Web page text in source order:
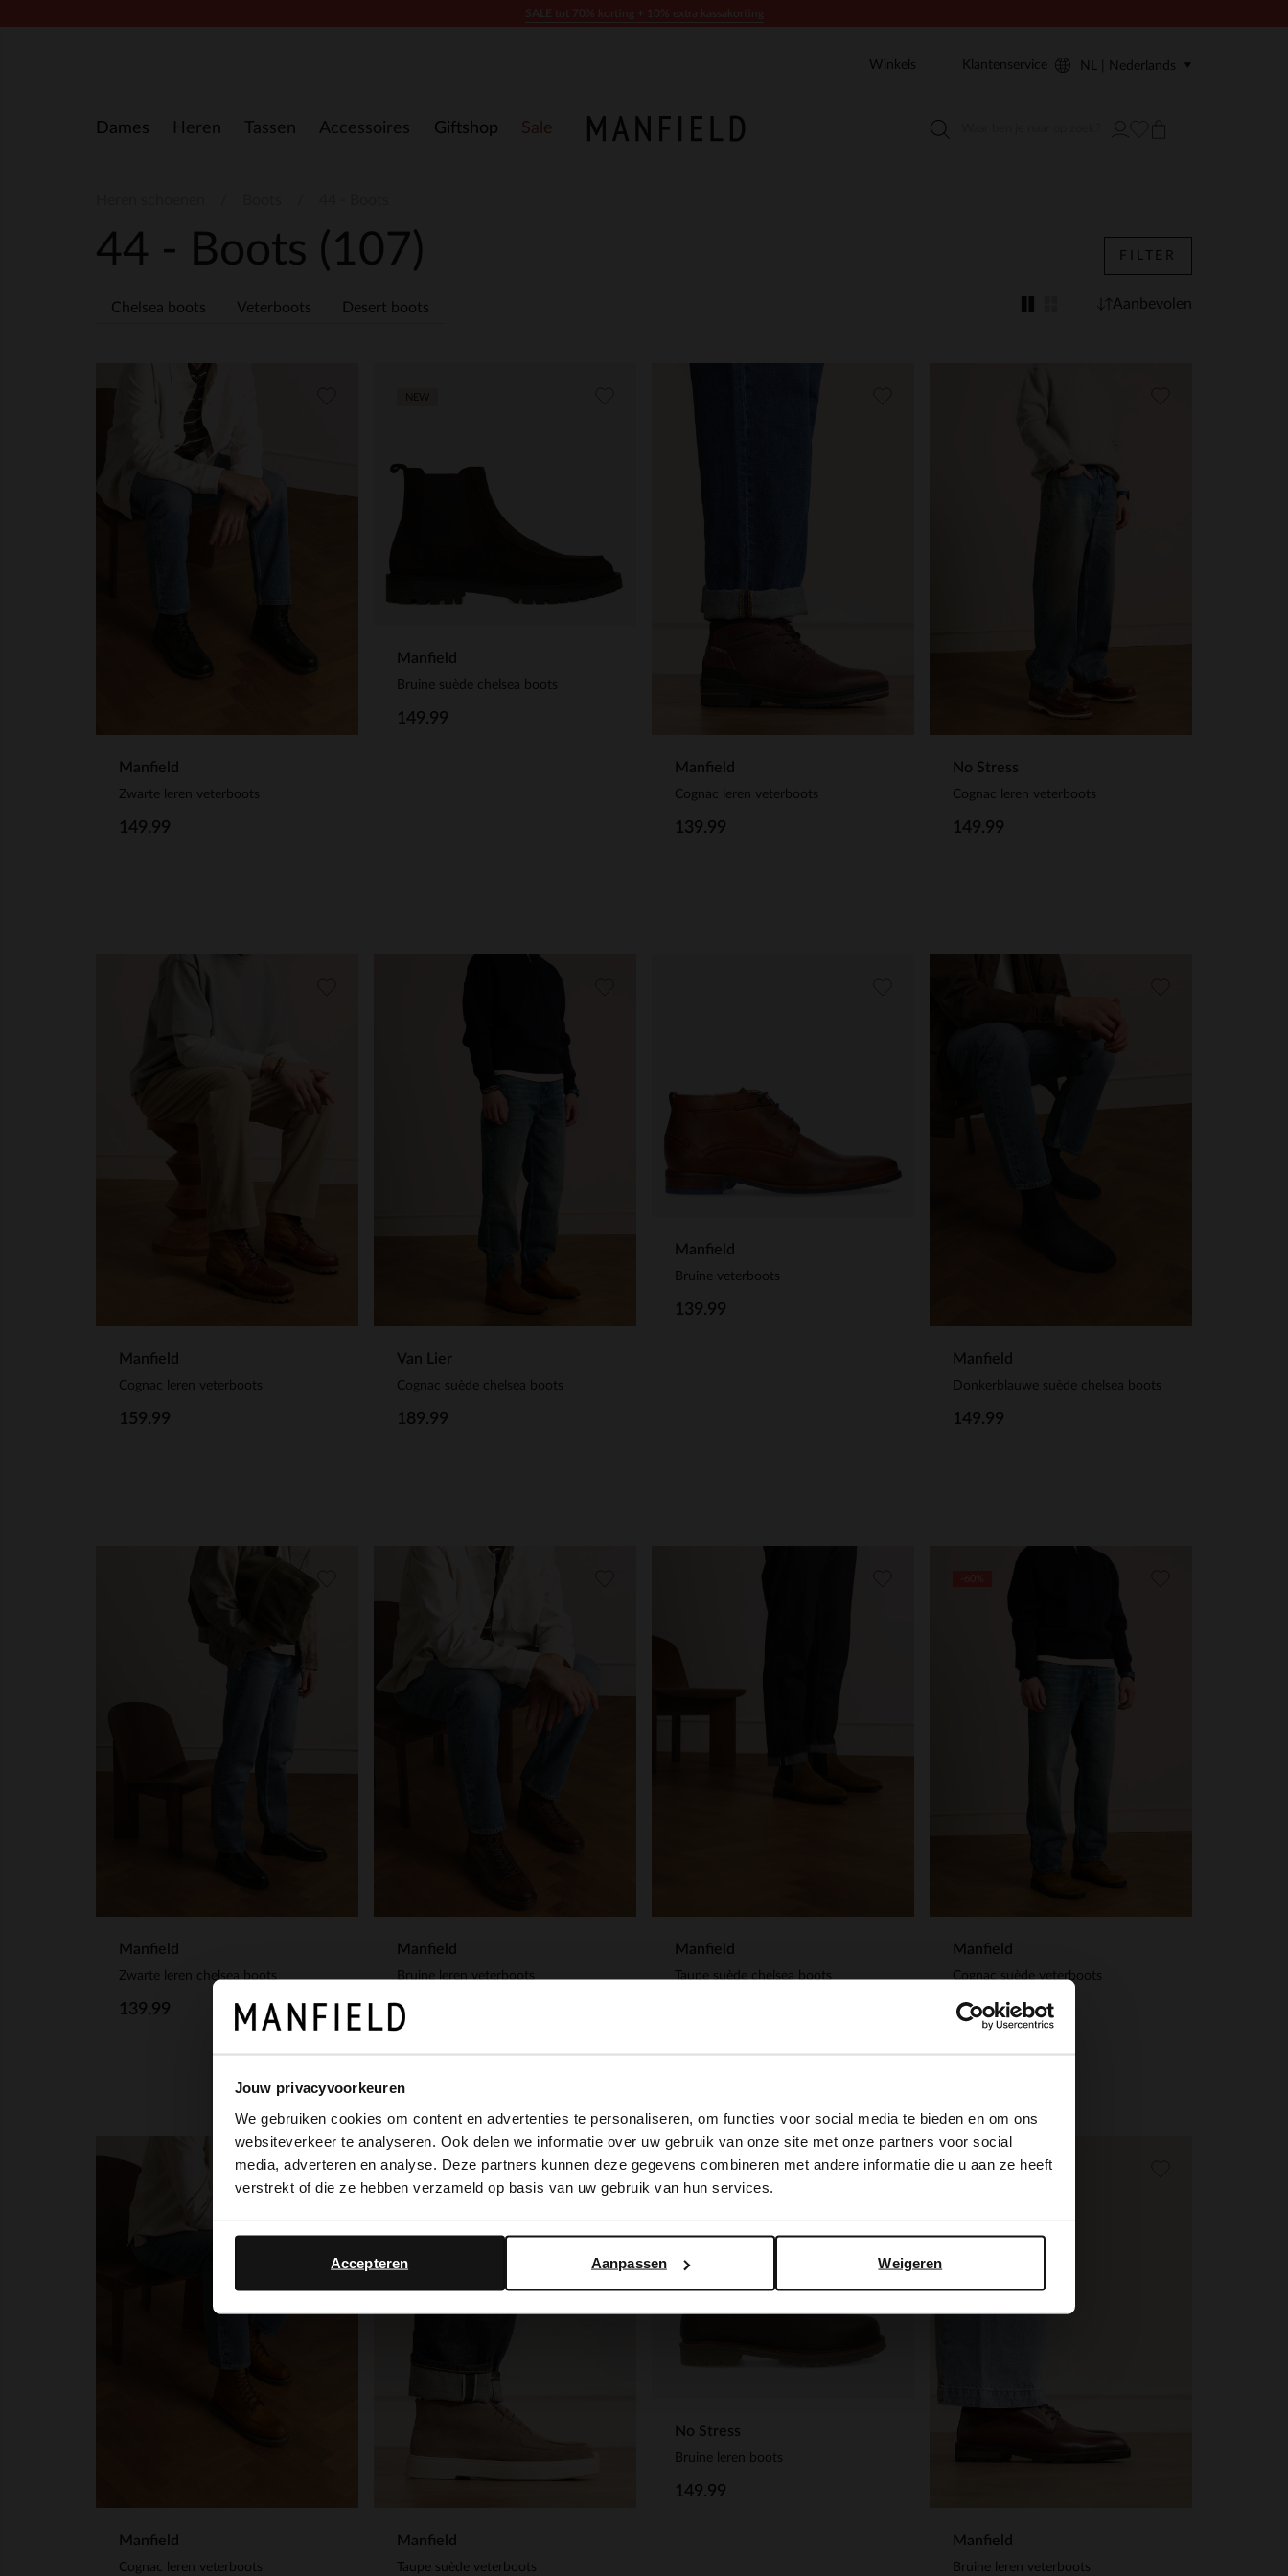
Jouw privacyvoorkeuren
We gebruiken cookies om content en advertenties te personaliseren, om functies voor social media te bieden en om ons
websiteverkeer te analyseren. Ook delen we informatie over uw gebruik van onze site met onze partners voor social
media, adverteren en analyse. Deze partners kunnen deze gegevens combineren met andere informatie die u aan ze heeft
verstrekt of die ze hebben verzameld op basis van uw gebruik van hun services.
Weigeren
Aanpassen
Accepteren
Dames Heren Tassen Accessoires Giftshop Sale
Winkels Klantenservice NL | Nederlands
44 - Boots (107)
Chelsea boots Veterboots Desert boots
FILTER
Aanbevolen
Manfield
Zwarte leren veterboots
149.99
Manfield
Bruine suède chelsea boots
149.99
Manfield
Cognac leren veterboots
139.99
No Stress
Cognac leren veterboots
149.99
Manfield
Cognac leren veterboots
159.99
Van Lier
Cognac suède chelsea boots
189.99
Manfield
Bruine veterboots
139.99
Manfield
Donkerblauwe suède chelsea boots
149.99
Manfield
Zwarte leren chelsea boots
139.99
Manfield
Bruine leren veterboots
149.99
Manfield
Taupe suède chelsea boots
Manfield
Cognac suède veterboots
150.00
60.00
Manfield
Cognac leren veterboots
Manfield
Taupe suède veterboots
No Stress
Bruine leren boots
149.99
Manfield
Bruine leren veterboots
×
It looks like your language isn't Dutch. Would you like to